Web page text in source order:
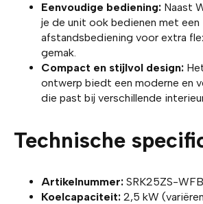
Eenvoudige bediening: Naast
je de unit ook bedienen met een
afstandsbediening voor extra
gemak.
Compact en stijlvol design:
ontwerp biedt een moderne en
die past bij verschillende
Technische
Artikelnummer: SRK25ZS-
Koelcapaciteit: 2,5 kW